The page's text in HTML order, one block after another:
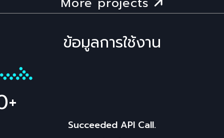
ข้อมูลการใช้งาน
Succeeded API Call.